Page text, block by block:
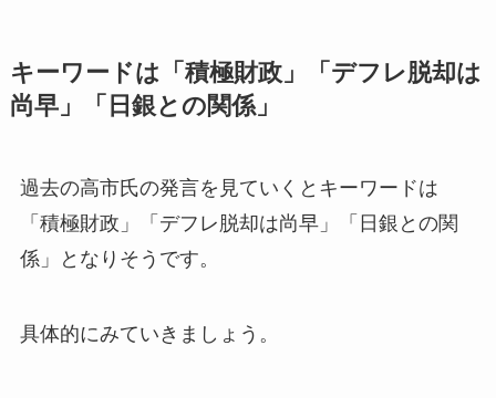
キーワードは「積極財政」「デフレ脱却は
尚早」「日銀との関係」
過去の高市氏の発言を見ていくとキーワードは
「積極財政」「デフレ脱却は尚早」「日銀との関
係」となりそうです。
具体的にみていきましょう。